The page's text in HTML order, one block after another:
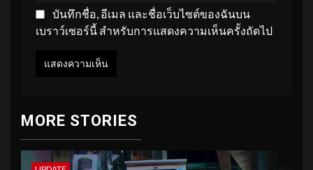
บันทึกชื่อ, อีเมล และชื่อเว็บไซต์ของฉันบน
เบราว์เซอร์นี้ สำหรับการแสดงความเห็นครั้งถัดไป
MORE STORIES